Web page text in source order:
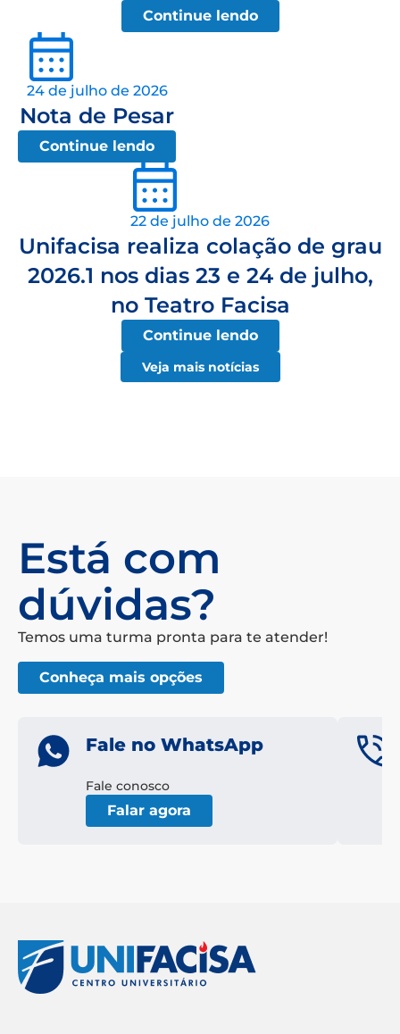
Continue lendo
24 de julho de 2026
Nota de Pesar
Continue lendo
22 de julho de 2026
Unifacisa realiza colação de grau
2026.1 nos dias 23 e 24 de julho,
no Teatro Facisa
Continue lendo
Veja mais notícias
Está com
dúvidas?
Temos uma turma pronta para te atender!
Conheça mais opções
Fale no WhatsApp
Fale conosco
Falar agora